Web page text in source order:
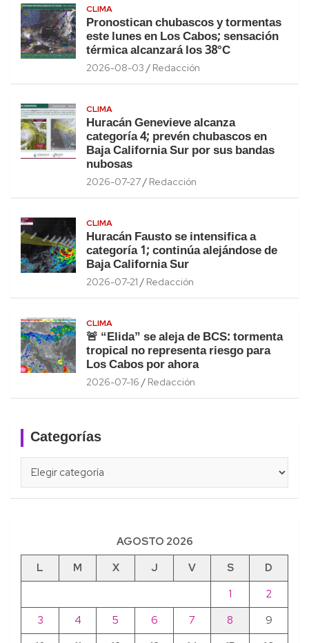
CLIMA
Pronostican chubascos y tormentas
este lunes en Los Cabos; sensación
térmica alcanzará los 38°C
2026-08-03 Redacción
CLIMA
Huracán Genevieve alcanza
categoría 4; prevén chubascos en
Baja California Sur por sus bandas
nubosas
2026-07-27 Redacción
CLIMA
Huracán Fausto se intensifica a
categoría 1; continúa alejándose de
Baja California Sur
2026-07-21 Redacción
CLIMA
🚨 “Elida” se aleja de BCS: tormenta
tropical no representa riesgo para
Los Cabos por ahora
2026-07-16 Redacción
Categorías
AGOSTO 2026
L
M X J V S
D
1
2
3
4 5 6 7 8
9